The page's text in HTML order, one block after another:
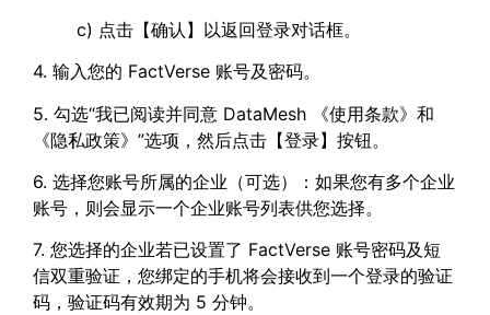
c) 点击【确认】以返回登录对话框。
4. 输入您的 FactVerse 账号及密码。
5. 勾选“我已阅读并同意 DataMesh 《使用条款》和
《隐私政策》”选项，然后点击【登录】按钮。
6. 选择您账号所属的企业（可选）：如果您有多个企业
账号，则会显示一个企业账号列表供您选择。
7. 您选择的企业若已设置了 FactVerse 账号密码及短
信双重验证，您绑定的手机将会接收到一个登录的验证
码，验证码有效期为 5 分钟。